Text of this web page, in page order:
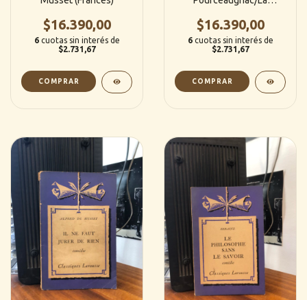
$16.390,00
6 cuotas sin interés de
$2.731,67
- Moliere (Francés)
$16.390,00
6 cuotas sin interés de
$2.731,67